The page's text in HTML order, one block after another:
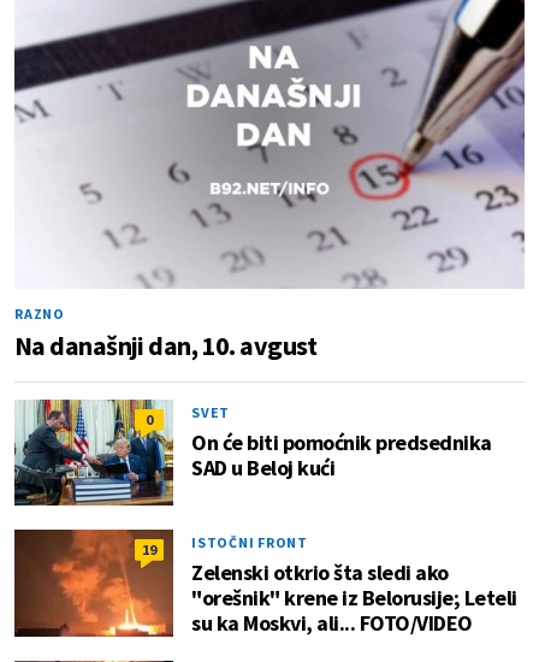
RAZNO
Na današnji dan, 10. avgust
0 SVET
On će biti pomoćnik predsednika
SAD u Beloj kući
19 ISTOČNI FRONT
Zelenski otkrio šta sledi ako
"orešnik" krene iz Belorusije; Leteli
su ka Moskvi, ali... FOTO/VIDEO